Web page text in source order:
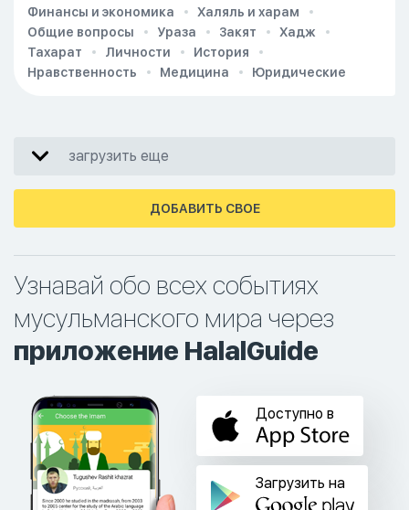
Финансы и экономика
Халяль и харам
Общие вопросы
Ураза Закят
Хадж
Тахарат
Личности
История
Нравственность
Медицина Юридические
загрузить еще
ДОБАВИТЬ СВОЕ
Узнавай обо всех событиях
мусульманского мира через
приложение HalalGuide
Доступно в
Загрузить на